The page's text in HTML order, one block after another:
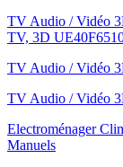
TV Audio / Vidéo
TV, 3D
TV Audio / Vidéo
TV Audio / Vidéo
Electroménager
Manuels